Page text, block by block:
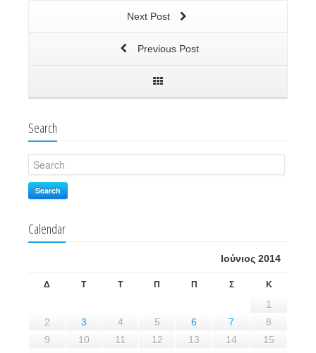
Next Post
Previous Post
Search
Search
Calendar
Ιούνιος 2014
Δ Τ Τ Π Π Σ Κ
1
2
3 4 5 6 7
8
9
10 11 12 13 14
15